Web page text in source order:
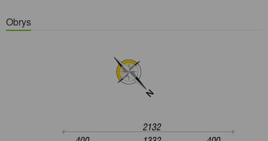
Obrys